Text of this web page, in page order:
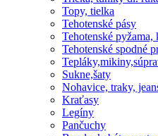
Topy, tielka
Tehotenské pásy
Tehotenské pyžama,
Tehotenské spodné
Sukne,šaty
Nohavice, traky,
Kraťasy
Legíny
Pančuchy